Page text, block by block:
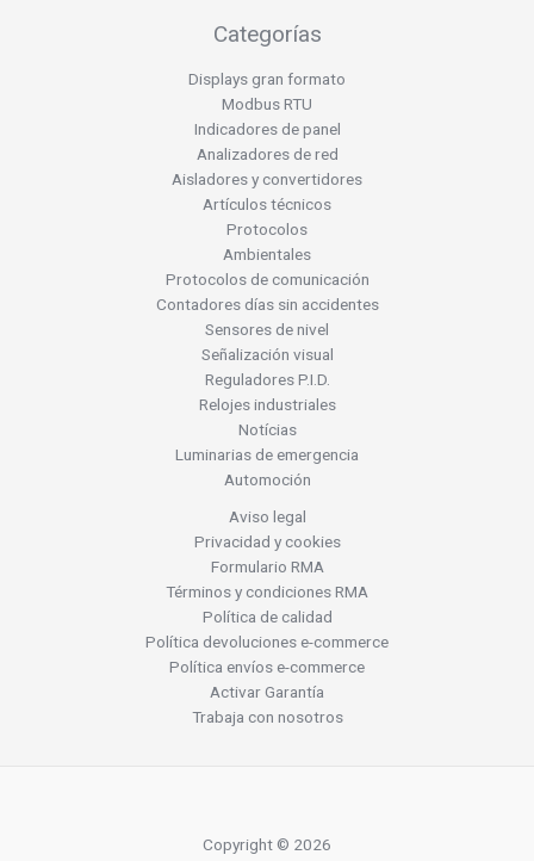
Categorías
Displays gran formato
Modbus RTU
Indicadores de panel
Analizadores de red
Aisladores y convertidores
Artículos técnicos
Protocolos
Ambientales
Protocolos de comunicación
Contadores días sin accidentes
Sensores de nivel
Señalización visual
Reguladores P.I.D.
Relojes industriales
Notícias
Luminarias de emergencia
Automoción
Aviso legal
Privacidad y cookies
Formulario RMA
Términos y condiciones RMA
Política de calidad
Política devoluciones e-commerce
Política envíos e-commerce
Activar Garantía
Trabaja con nosotros
Copyright © 2026